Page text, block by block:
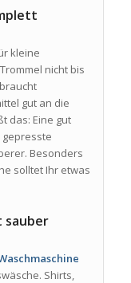
kleine
nicht bis
gut an die
das: Eine gut
gepresste
Besonders
solltet Ihr etwas
sauber
Shirts,